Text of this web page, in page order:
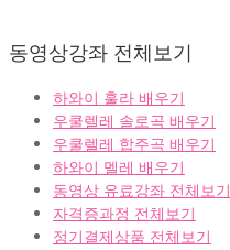
동영상강좌 전체보기
하와이 훌라 배우기
우쿨렐레 솔로곡 배우기
우쿨렐레 합주곡 배우기
하와이 멜레 배우기
동영상 유료강좌 전체보기
자격증과정 전체보기
정기결제상품 전체보기